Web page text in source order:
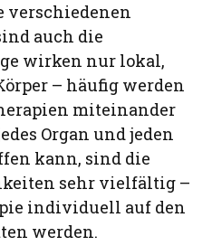
verschiedenen
auch die
wirken nur lokal,
– häufig werden
miteinander
Organ und jeden
kann, sind die
sehr vielfältig –
individuell auf den
werden.